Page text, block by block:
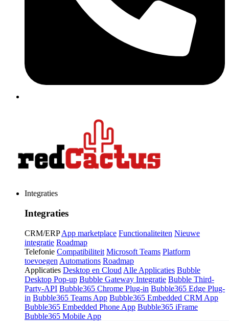
Integraties
Integraties
CRM/ERP App marketplace Functionaliteiten Nieuwe
integratie Roadmap
Telefonie Compatibiliteit Microsoft Teams Platform
toevoegen Automations Roadmap
Applicaties Desktop en Cloud Alle Applicaties Bubble
Desktop Pop-up Bubble Gateway Integratie Bubble Third-
Party-API Bubble365 Chrome Plug-in Bubble365 Edge Plug-
in Bubble365 Teams App Bubble365 Embedded CRM App
Bubble365 Embedded Phone App Bubble365 iFrame
Bubble365 Mobile App